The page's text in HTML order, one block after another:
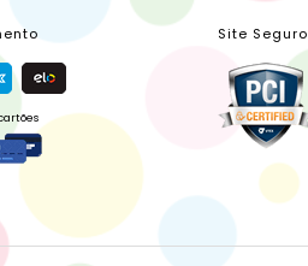
Site Seguro